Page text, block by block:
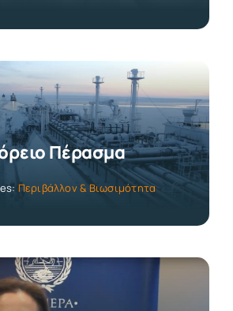
Πέρασμα
Περιβάλλον & Βιωσιμότητα